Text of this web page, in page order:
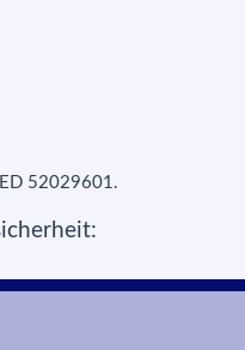
52029601.